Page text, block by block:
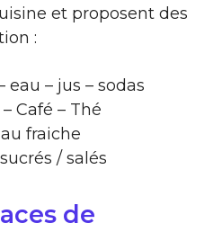
et proposent des
:
eau – jus – sodas
Café – Thé
fraiche
/ salés
de